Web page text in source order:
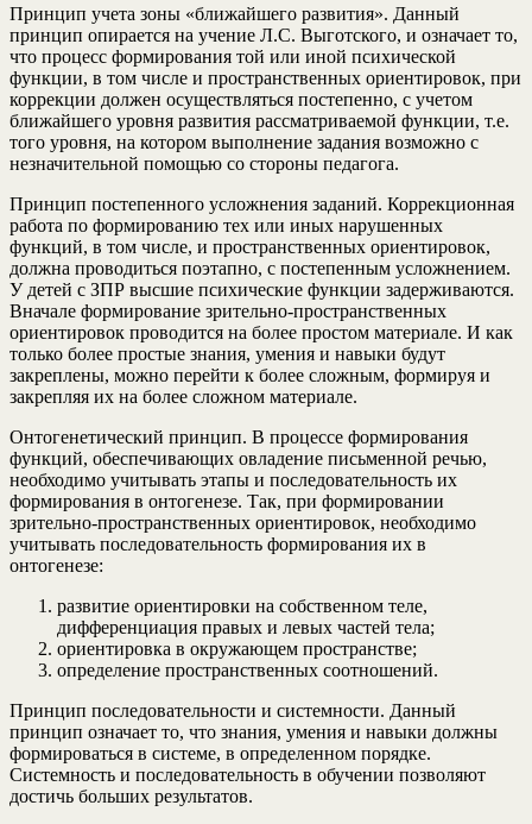
Принцип учета зоны «ближайшего развития». Данный
принцип опирается на учение Л.С. Выготского, и означает то,
что процесс формирования той или иной психической
функции, в том числе и пространственных ориентировок, при
коррекции должен осуществляться постепенно, с учетом
ближайшего уровня развития рассматриваемой функции, т.е.
того уровня, на котором выполнение задания возможно с
незначительной помощью со стороны педагога.
Принцип постепенного усложнения заданий. Коррекционная
работа по формированию тех или иных нарушенных
функций, в том числе, и пространственных ориентировок,
должна проводиться поэтапно, с постепенным усложнением.
У детей с ЗПР высшие психические функции задерживаются.
Вначале формирование зрительно-пространственных
ориентировок проводится на более простом материале. И как
только более простые знания, умения и навыки будут
закреплены, можно перейти к более сложным, формируя и
закрепляя их на более сложном материале.
Онтогенетический принцип. В процессе формирования
функций, обеспечивающих овладение письменной речью,
необходимо учитывать этапы и последовательность их
формирования в онтогенезе. Так, при формировании
зрительно-пространственных ориентировок, необходимо
учитывать последовательность формирования их в
онтогенезе:
развитие ориентировки на собственном теле,
дифференциация правых и левых частей тела;
ориентировка в окружающем пространстве;
определение пространственных соотношений.
Принцип последовательности и системности. Данный
принцип означает то, что знания, умения и навыки должны
формироваться в системе, в определенном порядке.
Системность и последовательность в обучении позволяют
достичь больших результатов.